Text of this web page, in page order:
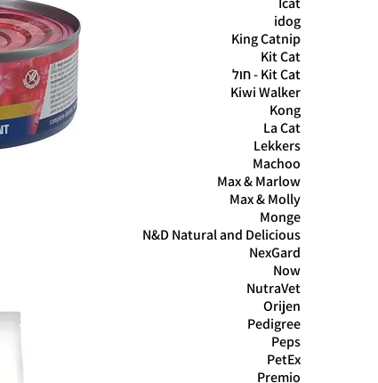
idog
King Catnip
Kit Cat
Kit Cat - חול
Kiwi Walker
Kong
La Cat
Lekkers
Machoo
Max & Marlow
Max & Molly
Monge
N&D Natural and Delicious
NexGard
Now
NutraVet
Orijen
Pedigree
Peps
PetEx
Premio